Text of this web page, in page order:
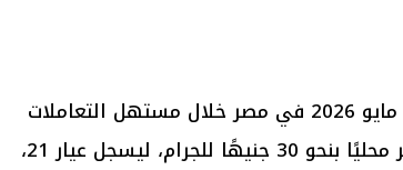
ارتفع سعر الذهب اليوم الاثنين 25 مايو 2026 في مصر خلال مستهل التعاملات
المسائية، بعدما زاد المعدن الأصفر محليًا بنحو 30 جنيهًا للجرام، ليسجل عيار 21،